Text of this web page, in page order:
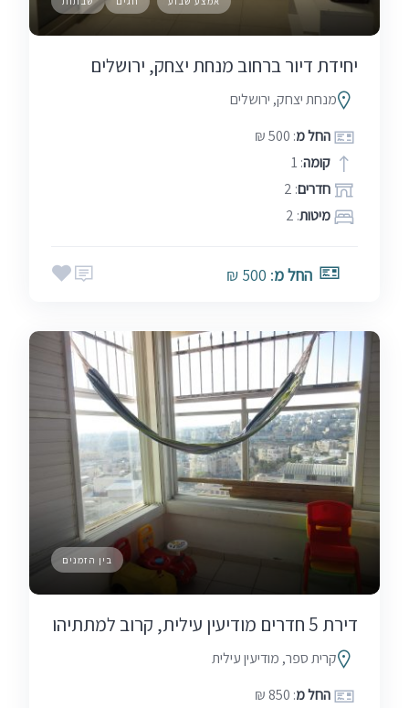
יחידת דיור ברחוב מנחת יצחק, ירושלים
מנחת יצחק, ירושלים
החל מ: 500 ₪
קומה: 1
חדרים: 2
מיטות: 2
החל מ: 500 ₪
בין הזמנים
דירת 5 חדרים מודיעין עילית, קרוב למתתיהו
קרית ספר, מודיעין עילית
החל מ: 850 ₪